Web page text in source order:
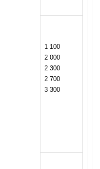
1 100
2 000
2 300
2 700
3 300